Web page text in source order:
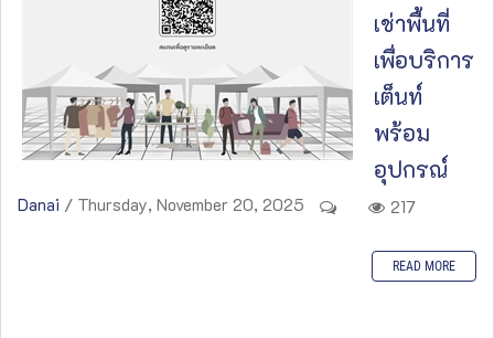
เช่าพื้นที่
เพื่อบริการ
เต็นท์
พร้อม
อุปกรณ์
Danai / Thursday, November 20, 2025 217
READ MORE